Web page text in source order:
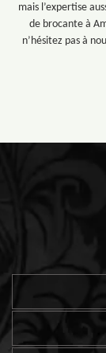
mais l’expertise
de brocante à
n’hésitez pas à